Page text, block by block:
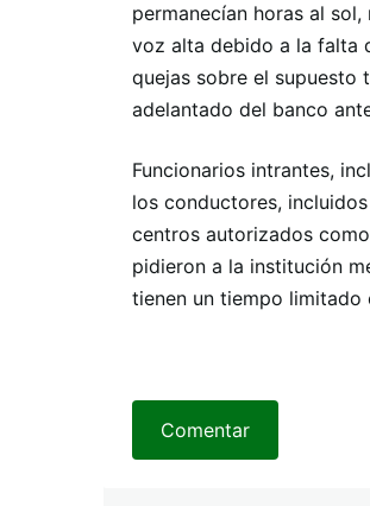
permanecían horas al
voz alta debido a la falta
quejas sobre el supuesto
adelantado del banco
Funcionarios intrantes,
los conductores,
centros autorizados
pidieron a la institución
tienen un tiempo limitado
Comentar